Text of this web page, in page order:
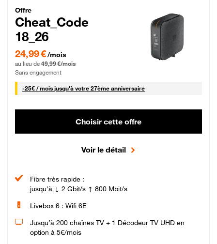
Cheat_Code Fibre_18_26
Offre
Cheat_Code
18_26
24,99 € par mois pendant 0 mois puis 49,99 € par mois, Sans engagement
24,99 €/mois
au lieu de 49,99 €/mois
Sans engagement
-25€ / mois25 € par mois
jusqu'à votre 27ème anniversaire
Choisir cette offre
Voir le détail
Fibre très rapide :
jusqu'à ↓ 2 Gbit/s ↑ 800 Mbit/s
Livebox 6 : Wifi 6E
Jusqu’à 200 chaînes TV + 1 Décodeur TV UHD en
option à 5€/mois